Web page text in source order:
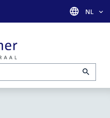
Taal
NL